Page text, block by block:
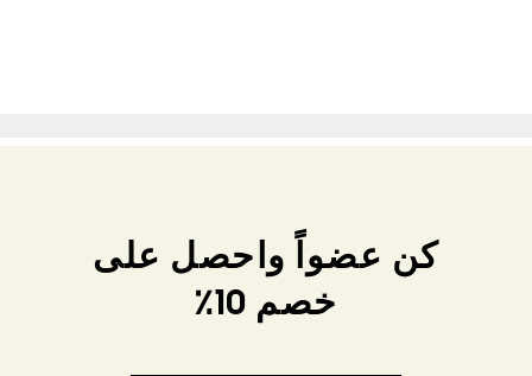
كن عضواً واحصل على
خصم 10٪